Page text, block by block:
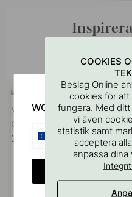
COOKIES
Beslag Online
cookies för
fungera. Med
vi även
statistik samt
acceptera
anpassa dina
WOULD YOU
EU